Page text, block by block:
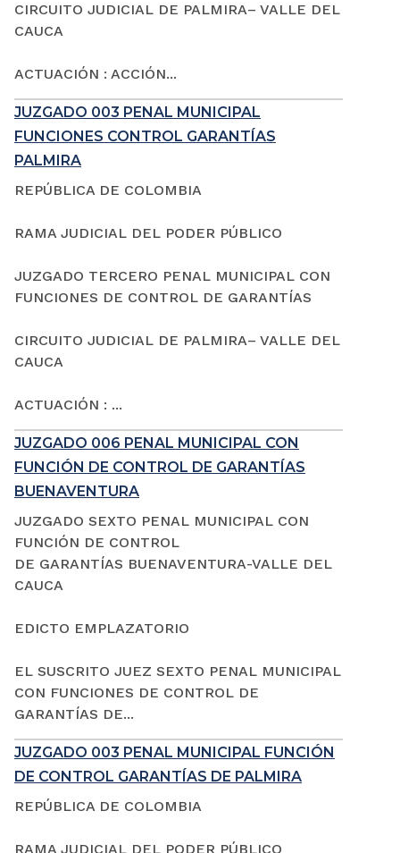
CIRCUITO JUDICIAL DE PALMIRA– VALLE DEL
CAUCA
ACTUACIÓN : ACCIÓN...
JUZGADO 003 PENAL MUNICIPAL
FUNCIONES CONTROL GARANTÍAS
PALMIRA
REPÚBLICA DE COLOMBIA
RAMA JUDICIAL DEL PODER PÚBLICO
JUZGADO TERCERO PENAL MUNICIPAL CON
FUNCIONES DE CONTROL DE GARANTÍAS
CIRCUITO JUDICIAL DE PALMIRA– VALLE DEL
CAUCA
ACTUACIÓN : ...
JUZGADO 006 PENAL MUNICIPAL CON
FUNCIÓN DE CONTROL DE GARANTÍAS
BUENAVENTURA
JUZGADO SEXTO PENAL MUNICIPAL CON
FUNCIÓN DE CONTROL
DE GARANTÍAS BUENAVENTURA-VALLE DEL
CAUCA
EDICTO EMPLAZATORIO
EL SUSCRITO JUEZ SEXTO PENAL MUNICIPAL
CON FUNCIONES DE CONTROL DE
GARANTÍAS DE...
JUZGADO 003 PENAL MUNICIPAL FUNCIÓN
DE CONTROL GARANTÍAS DE PALMIRA
REPÚBLICA DE COLOMBIA
RAMA JUDICIAL DEL PODER PÚBLICO